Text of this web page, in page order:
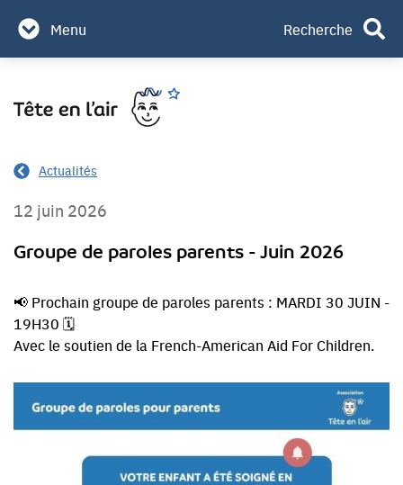
contenu
Menu Recherche
Contact
Actualités
12 juin 2026
Groupe de paroles parents - Juin 2026
📢 Prochain groupe de paroles parents : MARDI 30 JUIN -
19H30 🗓️
Avec le soutien de la French-American Aid For Children.